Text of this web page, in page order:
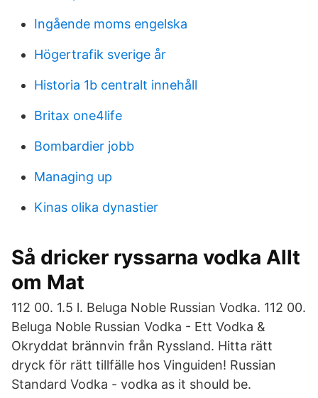
Ingående moms engelska
Högertrafik sverige år
Historia 1b centralt innehåll
Britax one4life
Bombardier jobb
Managing up
Kinas olika dynastier
Så dricker ryssarna vodka Allt
om Mat
112 00. 1.5 l. Beluga Noble Russian Vodka. 112 00.
Beluga Noble Russian Vodka - Ett Vodka &
Okryddat brännvin från Ryssland. Hitta rätt
dryck för rätt tillfälle hos Vinguiden! Russian
Standard Vodka - vodka as it should be.